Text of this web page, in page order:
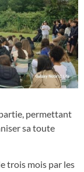
permettant
sa toute
trois mois par les